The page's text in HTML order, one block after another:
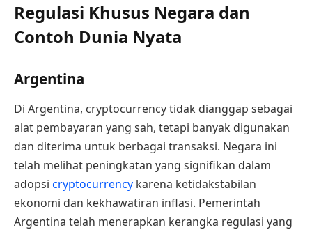
Regulasi Khusus Negara dan
Contoh Dunia Nyata
Argentina
Di Argentina, cryptocurrency tidak dianggap sebagai
alat pembayaran yang sah, tetapi banyak digunakan
dan diterima untuk berbagai transaksi. Negara ini
telah melihat peningkatan yang signifikan dalam
adopsi cryptocurrency karena ketidakstabilan
ekonomi dan kekhawatiran inflasi. Pemerintah
Argentina telah menerapkan kerangka regulasi yang